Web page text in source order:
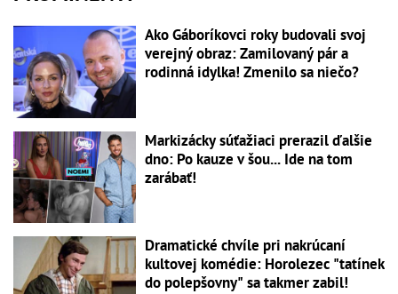
Ako Gáboríkovci roky budovali svoj
verejný obraz: Zamilovaný pár a
rodinná idylka! Zmenilo sa niečo?
Markizácky súťažiaci prerazil ďalšie
dno: Po kauze v šou... Ide na tom
zarábať!
Dramatické chvíle pri nakrúcaní
kultovej komédie: Horolezec "tatínek
do polepšovny" sa takmer zabil!